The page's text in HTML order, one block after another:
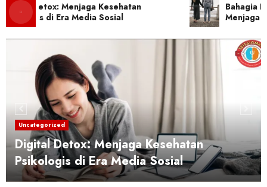
Detox: Menjaga Kesehatan
di Era Media Sosial
Bahagia
Menjaga
Uncategorized
Digital Detox: Menjaga Kesehatan
Psikologis di Era Media Sosial
Psikologi Produktivitas: Cara Mengelola
Waktu dan Energi Secara Mental
6
Psikologi Positif: Membangun Mental
yang Tangguh dan Optimis
Hubungan Toksik: Cara Mengenali dan